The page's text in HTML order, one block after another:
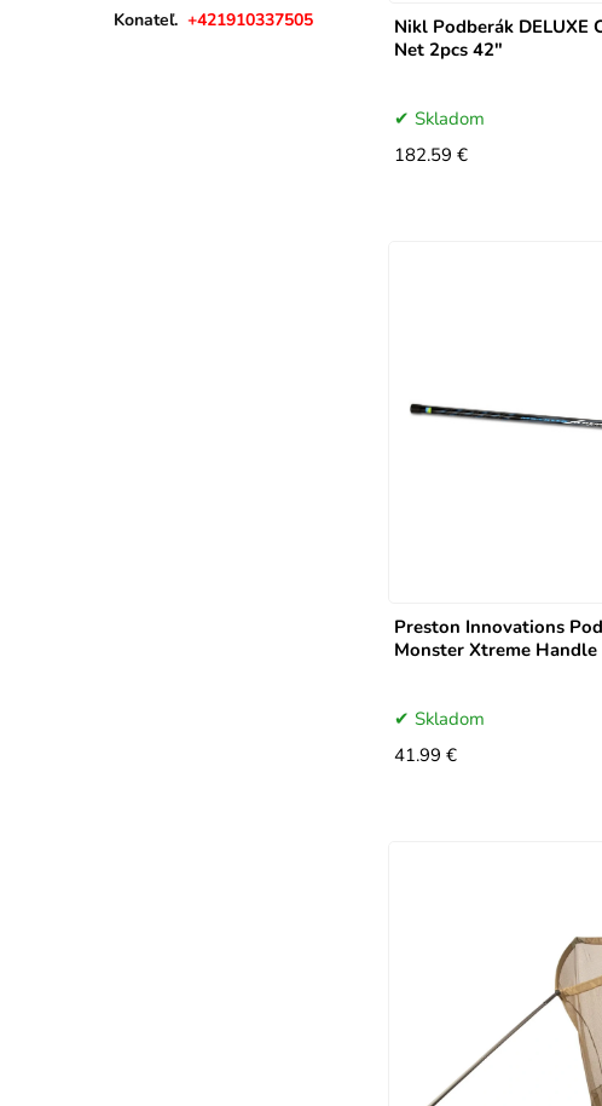
MIVARDI
Konateľ. +421910337505
Nikl Podberák DELUXE
Net 2pcs 42"
Skladom
182.59 €
Preston Innovations
Monster Xtreme Handle
Skladom
41.99 €